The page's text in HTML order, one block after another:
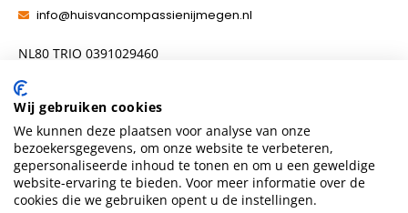
info@huisvancompassienijmegen.nl
NL80 TRIO 0391029460
Volg ons
Wij gebruiken cookies
We kunnen deze plaatsen voor analyse van onze
bezoekersgegevens, om onze website te verbeteren,
gepersonaliseerde inhoud te tonen en om u een geweldige
website-ervaring te bieden. Voor meer informatie over de
cookies die we gebruiken opent u de instellingen.